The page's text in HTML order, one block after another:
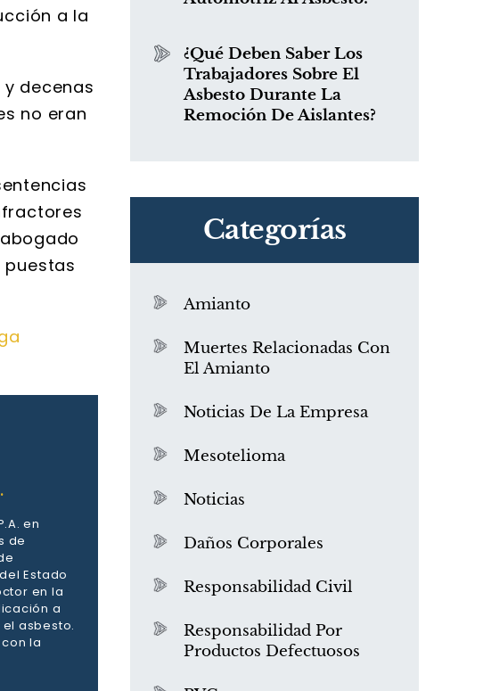
a la
decenas
no eran
puestas
en
de
Estado
en la
a
asbesto.
la
¿Qué Deben Saber Los
Trabajadores Sobre El
Asbesto Durante La
Remoción De Aislantes?
Categorías
Amianto
Muertes Relacionadas Con
El Amianto
Noticias De La Empresa
Mesotelioma
Noticias
Daños Corporales
Responsabilidad Civil
Responsabilidad Por
Productos Defectuosos